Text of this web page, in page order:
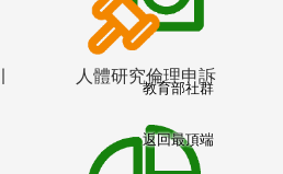
人體研究倫理申訴
教育部社群
返回最頂端